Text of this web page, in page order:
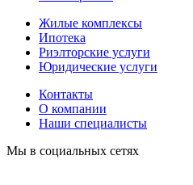
Жилые комплексы
Ипотека
Риэлторские услуги
Юридические услуги
Контакты
О компании
Наши специалисты
Мы в социальных сетях